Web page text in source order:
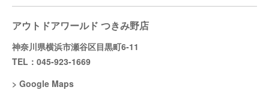
アウトドアワールド つきみ野店
神奈川県横浜市瀬谷区目黒町6-11
TEL：045-923-1669
Google Maps